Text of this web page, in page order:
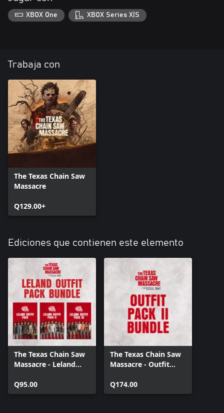
XBOX One XBOX Series X|S
Trabaja con
The Texas Chain Saw
Massacre
Q129.00+
Ediciones que contienen este elemento
The Texas Chain Saw
Massacre - Leland
Q95.00
The Texas Chain Saw
Massacre - Outfit
Q174.00